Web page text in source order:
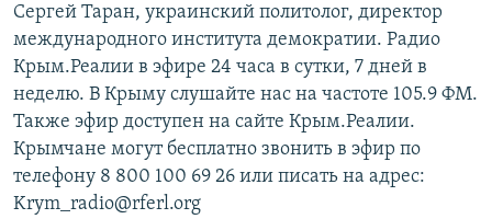
Сергей Таран, украинский политолог, директор
международного института демократии. Радио
Крым.Реалии в эфире 24 часа в сутки, 7 дней в
неделю. В Крыму слушайте нас на частоте 105.9 ФМ.
Также эфир доступен на сайте Крым.Реалии.
Крымчане могут бесплатно звонить в эфир по
телефону 8 800 100 69 26 или писать на адрес:
Krym_radio@rferl.org